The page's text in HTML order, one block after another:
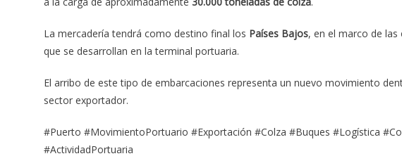
La mercadería tendrá como destino final los Países Bajos, en el marco de
que se desarrollan en la terminal portuaria.
El arribo de este tipo de embarcaciones representa un nuevo movimiento
sector exportador.
#Puerto #MovimientoPortuario #Exportación #Colza #Buques #Logística
#ActividadPortuaria